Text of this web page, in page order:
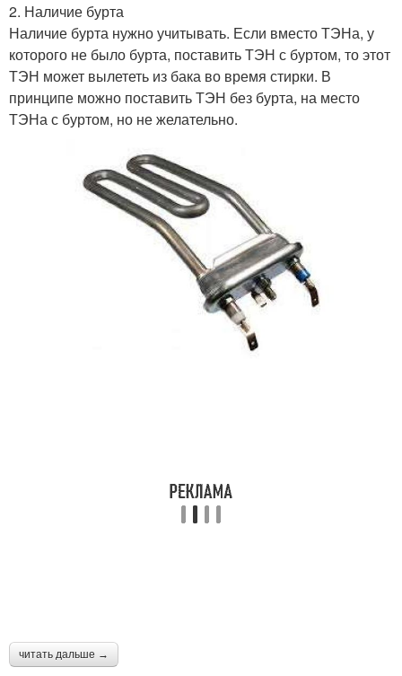
2. Наличие бурта
Наличие бурта нужно учитывать. Если вместо ТЭНа, у
которого не было бурта, поставить ТЭН с буртом, то этот
ТЭН может вылететь из бака во время стирки. В
принципе можно поставить ТЭН без бурта, на место
ТЭНа с буртом, но не желательно.
читать дальше →